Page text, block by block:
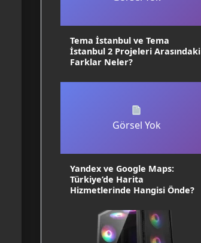
Tema İstanbul ve Tema
İstanbul 2 Projeleri Arasındaki
Farklar Neler?
Görsel Yok
Yandex ve Google Maps:
Türkiye’de Harita
Hizmetlerinde Hangisi Önde?